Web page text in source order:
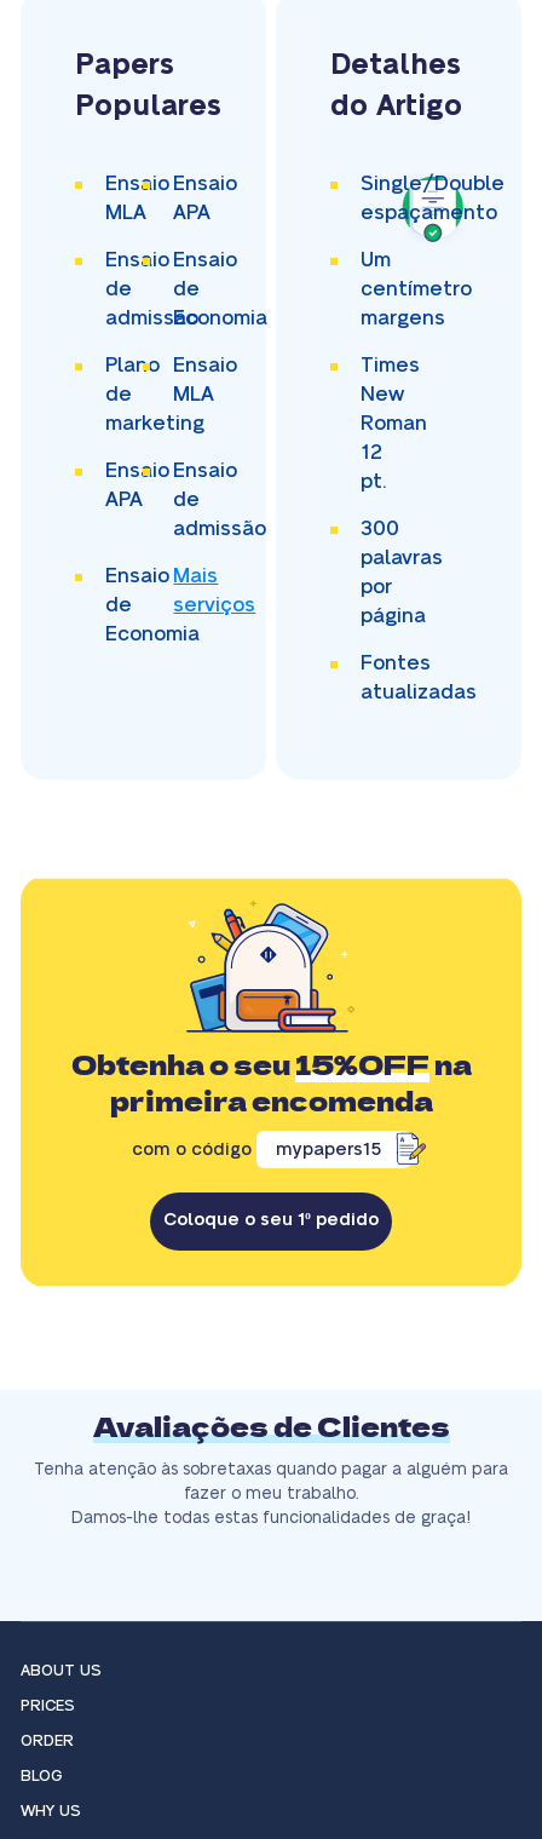
Papers
Populares
Ensaio
MLA
Ensaio
APA
Ensaio
de
admissão
Ensaio
de
Economia
Plano
de
marketing
Ensaio
MLA
Ensaio
APA
Ensaio
de
admissão
Ensaio
de
Economia
Mais
serviços
Detalhes
do Artigo
Single/Double
espaçamento
Um
centímetro
margens
Times
New
Roman
12
pt.
300
palavras
por
página
Fontes
atualizadas
Obtenha o seu15%OFFna
primeira encomenda
com o código mypapers15
Coloque o seu 1º pedido
Avaliações de Clientes
Tenha atenção às sobretaxas quando pagar a alguém para
fazer o meu trabalho.
Damos-lhe todas estas funcionalidades de graça!
ABOUT US
PRICES
ORDER
BLOG
WHY US